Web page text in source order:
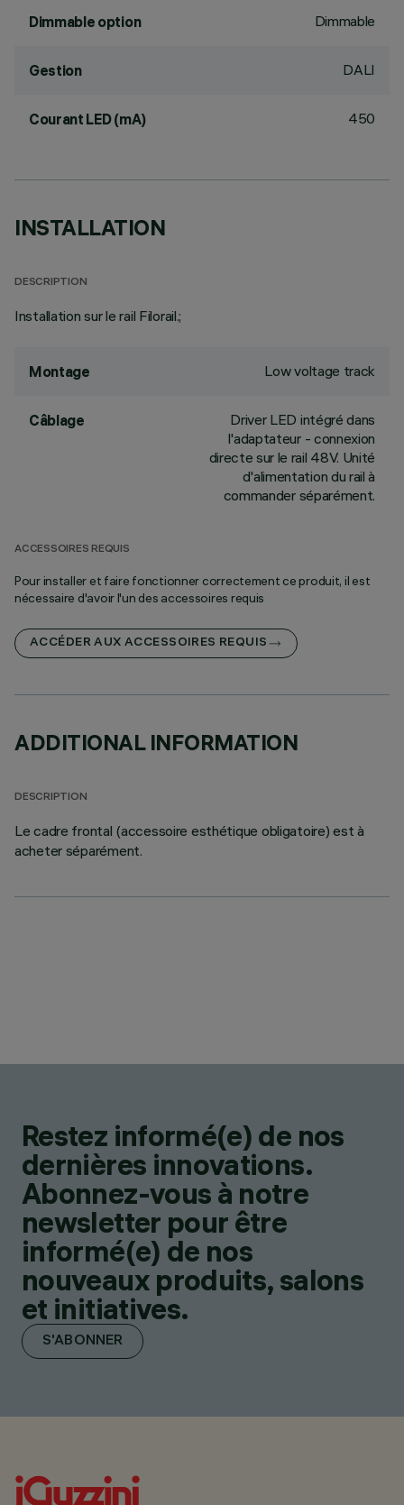
Dimmable option Dimmable
Gestion DALI
Courant LED (mA) 450
INSTALLATION
DESCRIPTION
Installation sur le rail Filorail.;
Montage Low voltage track
Câblage
Driver LED intégré dans
l'adaptateur - connexion
directe sur le rail 48V. Unité
d'alimentation du rail à
commander séparément.
ACCESSOIRES REQUIS
Pour installer et faire fonctionner correctement ce produit, il est
nécessaire d'avoir l'un des accessoires requis
ACCÉDER AUX ACCESSOIRES REQUIS
ADDITIONAL INFORMATION
DESCRIPTION
Le cadre frontal (accessoire esthétique obligatoire) est à
acheter séparément.
Restez informé(e) de nos
dernières innovations.
Abonnez-vous à notre
newsletter pour être
informé(e) de nos
nouveaux produits, salons
et initiatives.
S'ABONNER